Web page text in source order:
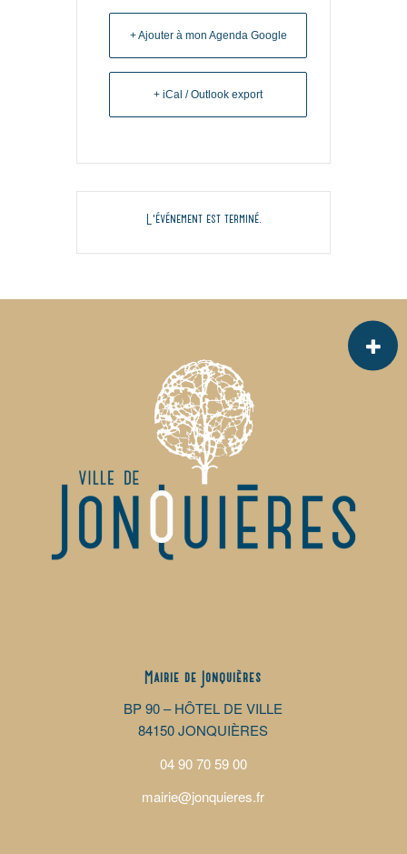
+ Ajouter à mon Agenda Google
+ iCal / Outlook export
L'événement est terminé.
Mairie de Jonquières
BP 90 – HÔTEL DE VILLE
84150 JONQUIÈRES
04 90 70 59 00
mairie@jonquieres.fr